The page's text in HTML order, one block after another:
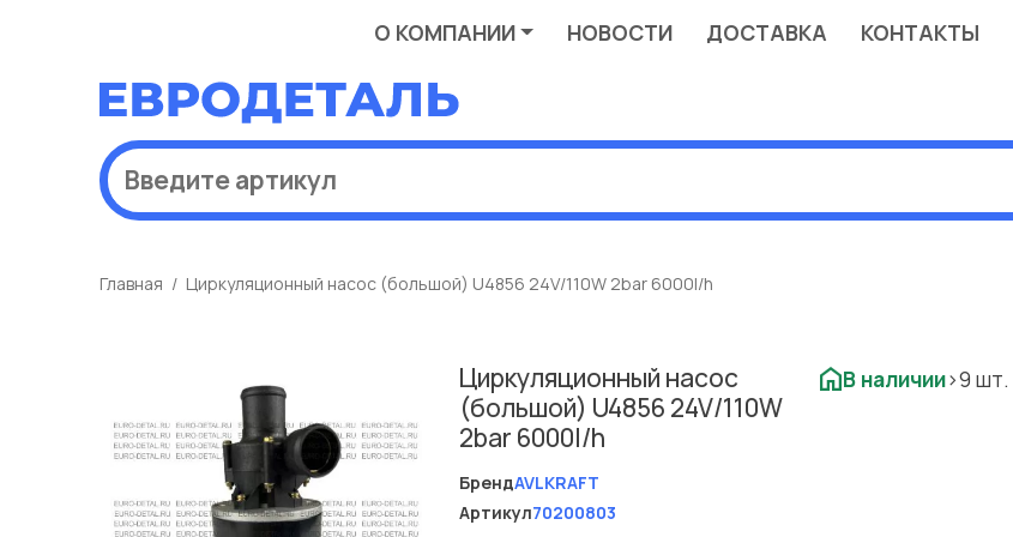
О КОМПАНИИ НОВОСТИ ДОСТАВКА КОНТАКТЫ
Главная Циркуляционный насос (большой) U4856 24V/110W 2bar 6000l/h
Циркуляционный насос
(большой) U4856 24V/110W
2bar 6000l/h
БрендAVLKRAFT
Артикул70200803
В наличии>9 шт.